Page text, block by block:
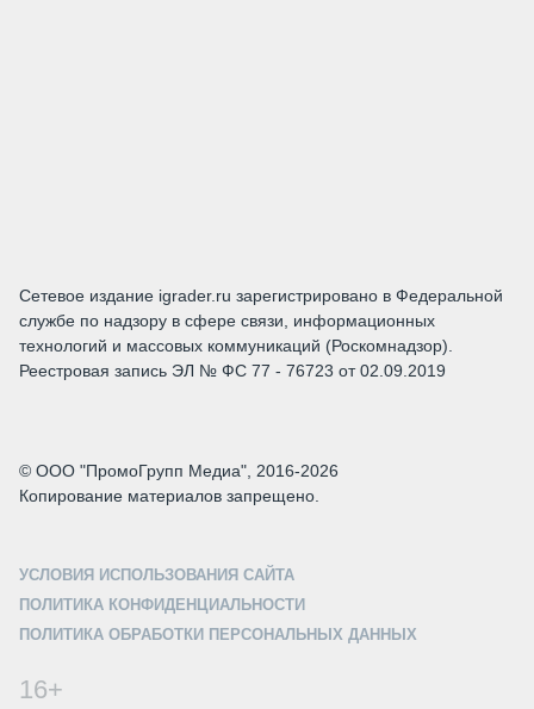
Сетевое издание igrader.ru зарегистрировано в Федеральной
службе по надзору в сфере связи, информационных
технологий и массовых коммуникаций (Роскомнадзор).
Реестровая запись ЭЛ № ФС 77 - 76723 от 02.09.2019
© ООО "ПромоГрупп Медиа", 2016-2026
Копирование материалов запрещено.
УСЛОВИЯ ИСПОЛЬЗОВАНИЯ САЙТА
ПОЛИТИКА КОНФИДЕНЦИАЛЬНОСТИ
ПОЛИТИКА ОБРАБОТКИ ПЕРСОНАЛЬНЫХ ДАННЫХ
16+